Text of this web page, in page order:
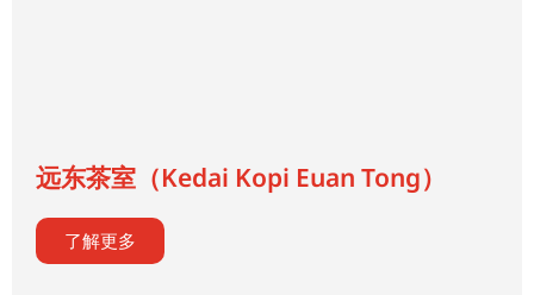
远东茶室（Kedai Kopi Euan Tong）
了解更多